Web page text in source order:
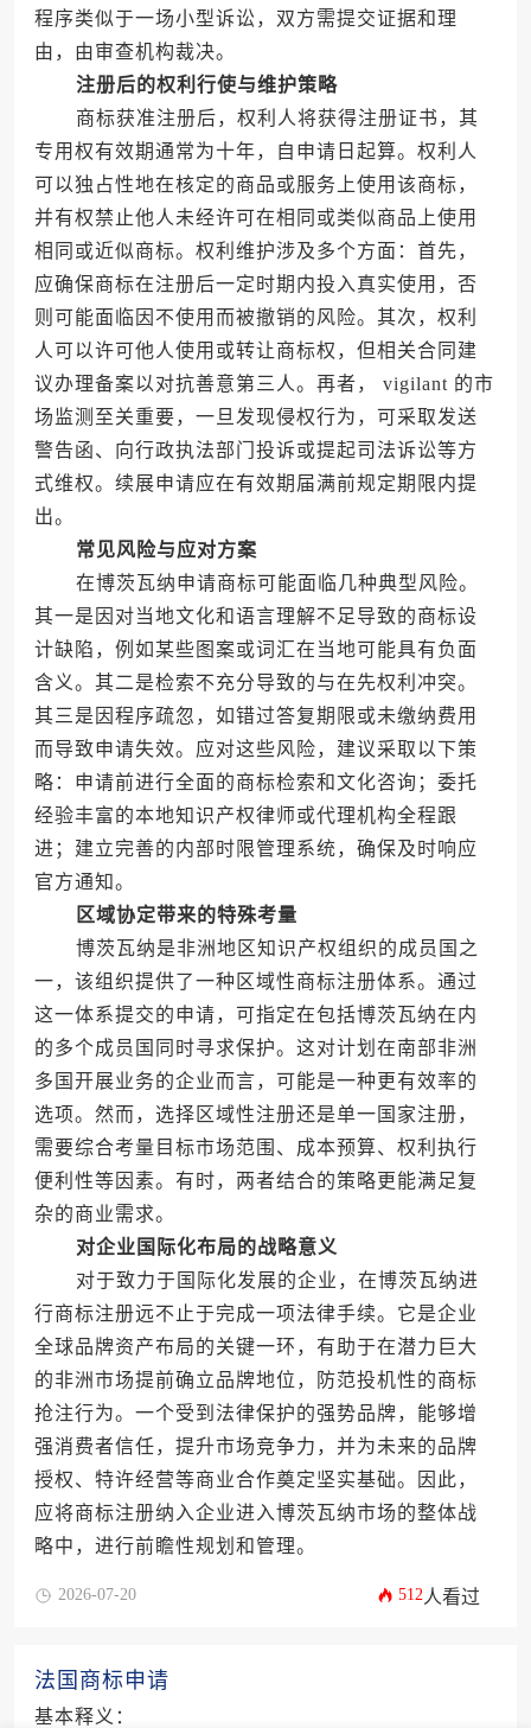
程序类似于一场小型诉讼，双方需提交证据和理
由，由审查机构裁决。
注册后的权利行使与维护策略
商标获准注册后，权利人将获得注册证书，其
专用权有效期通常为十年，自申请日起算。权利人
可以独占性地在核定的商品或服务上使用该商标，
并有权禁止他人未经许可在相同或类似商品上使用
相同或近似商标。权利维护涉及多个方面：首先，
应确保商标在注册后一定时期内投入真实使用，否
则可能面临因不使用而被撤销的风险。其次，权利
人可以许可他人使用或转让商标权，但相关合同建
议办理备案以对抗善意第三人。再者， vigilant 的市
场监测至关重要，一旦发现侵权行为，可采取发送
警告函、向行政执法部门投诉或提起司法诉讼等方
式维权。续展申请应在有效期届满前规定期限内提
出。
常见风险与应对方案
在博茨瓦纳申请商标可能面临几种典型风险。
其一是因对当地文化和语言理解不足导致的商标设
计缺陷，例如某些图案或词汇在当地可能具有负面
含义。其二是检索不充分导致的与在先权利冲突。
其三是因程序疏忽，如错过答复期限或未缴纳费用
而导致申请失效。应对这些风险，建议采取以下策
略：申请前进行全面的商标检索和文化咨询；委托
经验丰富的本地知识产权律师或代理机构全程跟
进；建立完善的内部时限管理系统，确保及时响应
官方通知。
区域协定带来的特殊考量
博茨瓦纳是非洲地区知识产权组织的成员国之
一，该组织提供了一种区域性商标注册体系。通过
这一体系提交的申请，可指定在包括博茨瓦纳在内
的多个成员国同时寻求保护。这对计划在南部非洲
多国开展业务的企业而言，可能是一种更有效率的
选项。然而，选择区域性注册还是单一国家注册，
需要综合考量目标市场范围、成本预算、权利执行
便利性等因素。有时，两者结合的策略更能满足复
杂的商业需求。
对企业国际化布局的战略意义
对于致力于国际化发展的企业，在博茨瓦纳进
行商标注册远不止于完成一项法律手续。它是企业
全球品牌资产布局的关键一环，有助于在潜力巨大
的非洲市场提前确立品牌地位，防范投机性的商标
抢注行为。一个受到法律保护的强势品牌，能够增
强消费者信任，提升市场竞争力，并为未来的品牌
授权、特许经营等商业合作奠定坚实基础。因此，
应将商标注册纳入企业进入博茨瓦纳市场的整体战
略中，进行前瞻性规划和管理。
2026-07-20 512人看过
法国商标申请
基本释义：